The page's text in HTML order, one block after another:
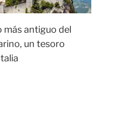
más antiguo del
un tesoro